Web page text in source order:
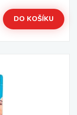
DO KOŠÍKU